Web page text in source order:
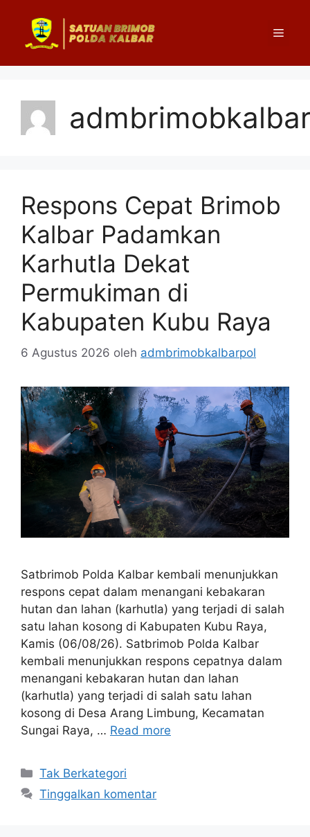
Menu
Respons Cepat Brimob
Kalbar Padamkan
Karhutla Dekat
Permukiman di
Kabupaten Kubu Raya
6 Agustus 2026 oleh admbrimobkalbarpol
Satbrimob Polda Kalbar kembali menunjukkan
respons cepat dalam menangani kebakaran
hutan dan lahan (karhutla) yang terjadi di salah
satu lahan kosong di Kabupaten Kubu Raya,
Kamis (06/08/26). Satbrimob Polda Kalbar
kembali menunjukkan respons cepatnya dalam
menangani kebakaran hutan dan lahan
(karhutla) yang terjadi di salah satu lahan
kosong di Desa Arang Limbung, Kecamatan
Sungai Raya, … Read more
Kategori
Tak Berkategori
Tinggalkan komentar